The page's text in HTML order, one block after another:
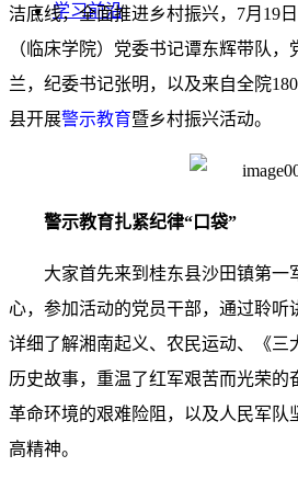
学习前沿
洁底线，全面推进乡村振兴，7月19
（临床学院）党委书记谭东辉带队
兰，纪委书记张明，以及来自全院
县开展警示教育暨乡村振兴活动。
警示教育扎紧纪律“口袋”
大家首先来到桂东县沙田镇第一
心，参加活动的党员干部，通过聆听
详细了解湘南起义、农民运动、《三
历史故事，重温了红军艰苦而光荣的
革命环境的艰难险阻，以及人民军队
高精神。